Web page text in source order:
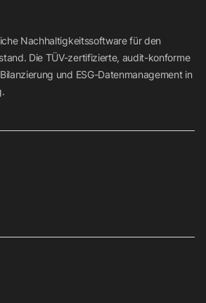
Nachhaltigkeitssoftware für den
Die TÜV-zertifizierte, audit-konforme
und ESG-Datenmanagement in